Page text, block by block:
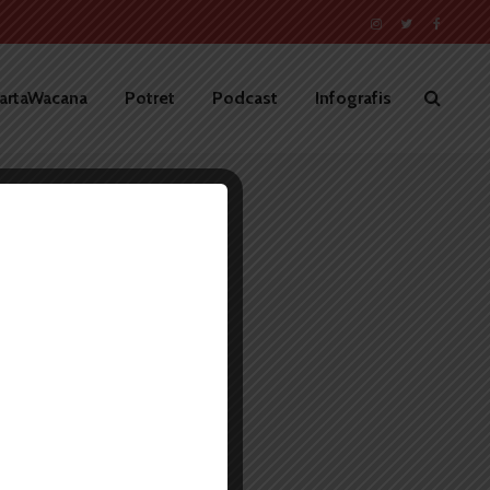
Potret Podcast Infografis